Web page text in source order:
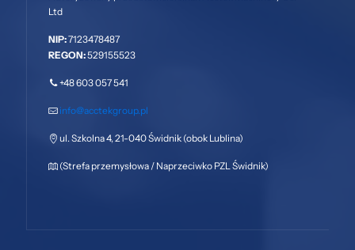
Ltd
NIP:7123478487
REGON:529155523
+48 603 057 541
info@acctekgroup.pl
ul. Szkolna 4, 21-040 Świdnik (obok Lublina)
(Strefa przemysłowa / Naprzeciwko PZL Świdnik)